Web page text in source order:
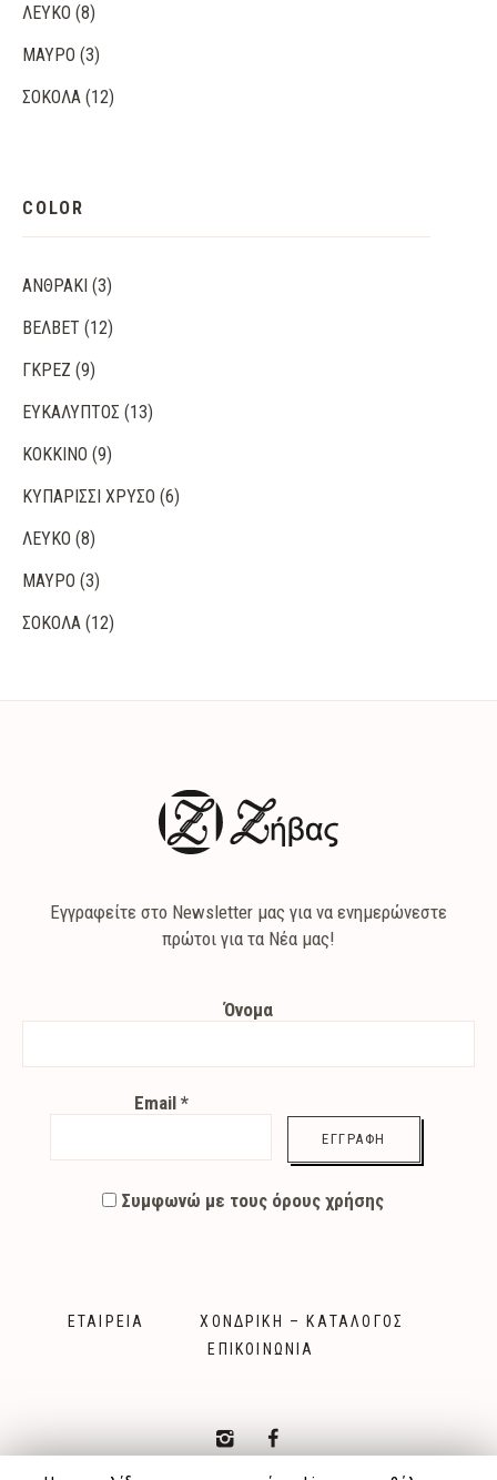
ΛΕΥΚΌ (8)
ΜΑΎΡΟ (3)
ΣΟΚΟΛΆ (12)
COLOR
ΑΝΘΡΑΚΊ (3)
ΒΈΛΒΕΤ (12)
ΓΚΡΕΖ (9)
ΕΥΚΆΛΥΠΤΟΣ (13)
ΚΌΚΚΙΝΟ (9)
ΚΥΠΑΡΙΣΣΊ ΧΡΥΣΌ (6)
ΛΕΥΚΌ (8)
ΜΑΎΡΟ (3)
ΣΟΚΟΛΆ (12)
Εγγραφείτε στο Newsletter μας για να ενημερώνεστε
πρώτοι για τα Νέα μας!
Όνομα
Email *
Συμφωνώ με τους όρους χρήσης
ΕΤΑΙΡΕΊΑ
ΧΟΝΔΡΙΚΉ – ΚΑΤΆΛΟΓΟΣ
ΕΠΙΚΟΙΝΩΝΊΑ